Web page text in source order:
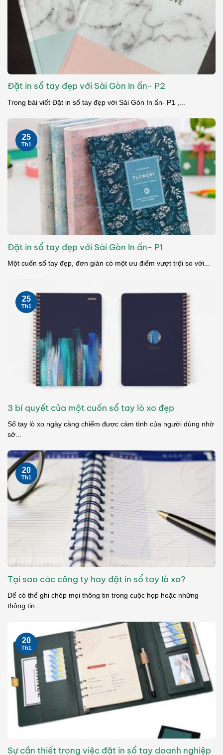
Đặt in sổ tay đẹp với Sài Gòn In ấn- P2
Trong bài viết Đặt in sổ tay đẹp với Sài Gòn In ấn- P1 ,...
Đặt in sổ tay đẹp với Sài Gòn In ấn- P1
Một cuốn sổ tay đẹp, đơn giản có một ưu điểm vượt trội so với...
25
Th1
3 bí quyết của một cuốn sổ tay lò xo đẹp
Sổ tay lò xo ngày càng chiếm được cảm tình của người dùng nhờ
sở...
25
Th1
Tại sao các công ty hay đặt in sổ tay lò xo?
Để có thể ghi chép mọi thông tin trong cuộc họp hoặc những
thông tin...
20
Th1
Sự cần thiết trong việc đặt in sổ tay doanh nghiệp
20
Th1